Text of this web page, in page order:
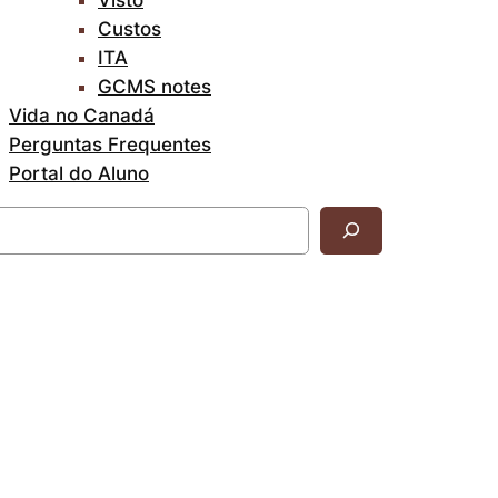
Custos
ITA
GCMS notes
Vida no Canadá
Perguntas Frequentes
Portal do Aluno